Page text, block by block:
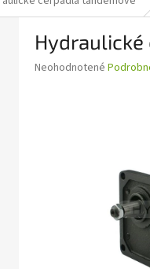
Priemerné
Neohodnotené